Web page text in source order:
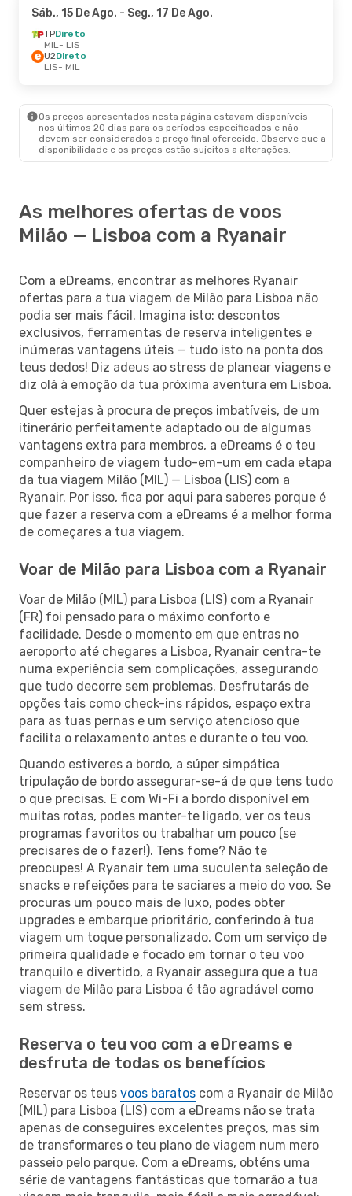
Sáb., 15 De Ago. - Seg., 17 De Ago.
TPDireto
MIL- LIS
U2Direto
LIS- MIL
Os preços apresentados nesta página estavam disponíveis
nos últimos 20 dias para os períodos especificados e não
devem ser considerados o preço final oferecido. Observe que a
disponibilidade e os preços estão sujeitos a alterações.
As melhores ofertas de voos
Milão — Lisboa com a Ryanair
Com a eDreams, encontrar as melhores Ryanair
ofertas para a tua viagem de Milão para Lisboa não
podia ser mais fácil. Imagina isto: descontos
exclusivos, ferramentas de reserva inteligentes e
inúmeras vantagens úteis — tudo isto na ponta dos
teus dedos! Diz adeus ao stress de planear viagens e
diz olá à emoção da tua próxima aventura em Lisboa.
Quer estejas à procura de preços imbatíveis, de um
itinerário perfeitamente adaptado ou de algumas
vantagens extra para membros, a eDreams é o teu
companheiro de viagem tudo-em-um em cada etapa
da tua viagem Milão (MIL) — Lisboa (LIS) com a
Ryanair. Por isso, fica por aqui para saberes porque é
que fazer a reserva com a eDreams é a melhor forma
de começares a tua viagem.
Voar de Milão para Lisboa com a Ryanair
Voar de Milão (MIL) para Lisboa (LIS) com a Ryanair
(FR) foi pensado para o máximo conforto e
facilidade. Desde o momento em que entras no
aeroporto até chegares a Lisboa, Ryanair centra-te
numa experiência sem complicações, assegurando
que tudo decorre sem problemas. Desfrutarás de
opções tais como check-ins rápidos, espaço extra
para as tuas pernas e um serviço atencioso que
facilita o relaxamento antes e durante o teu voo.
Quando estiveres a bordo, a súper simpática
tripulação de bordo assegurar-se-á de que tens tudo
o que precisas. E com Wi-Fi a bordo disponível em
muitas rotas, podes manter-te ligado, ver os teus
programas favoritos ou trabalhar um pouco (se
precisares de o fazer!). Tens fome? Não te
preocupes! A Ryanair tem uma suculenta seleção de
snacks e refeições para te saciares a meio do voo. Se
procuras um pouco mais de luxo, podes obter
upgrades e embarque prioritário, conferindo à tua
viagem um toque personalizado. Com um serviço de
primeira qualidade e focado em tornar o teu voo
tranquilo e divertido, a Ryanair assegura que a tua
viagem de Milão para Lisboa é tão agradável como
sem stress.
Reserva o teu voo com a eDreams e
desfruta de todas os benefícios
Reservar os teus voos baratos com a Ryanair de Milão
(MIL) para Lisboa (LIS) com a eDreams não se trata
apenas de conseguires excelentes preços, mas sim
de transformares o teu plano de viagem num mero
passeio pelo parque. Com a eDreams, obténs uma
série de vantagens fantásticas que tornarão a tua